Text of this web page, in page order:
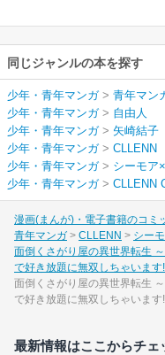
き放題に無双しちゃ
います!!～【フルカラ
ー】
同じジャンルの本を探す
少年・青年マンガ> 青年マン
少年・青年マンガ> 自由人
少年・青年マンガ> 矢崎結子
少年・青年マンガ> CLLENN
少年・青年マンガ> シーモア
少年・青年マンガ> CLLENN
漫画(まんが)・電子書籍のコミ
青年マンガ
CLLENN シー
面倒くさがり屋の異世界転生
で好き放題に無双しちゃいます
面倒くさがり屋の異世界転生
で好き放題に無双しちゃいま
最新情報はここからチェ